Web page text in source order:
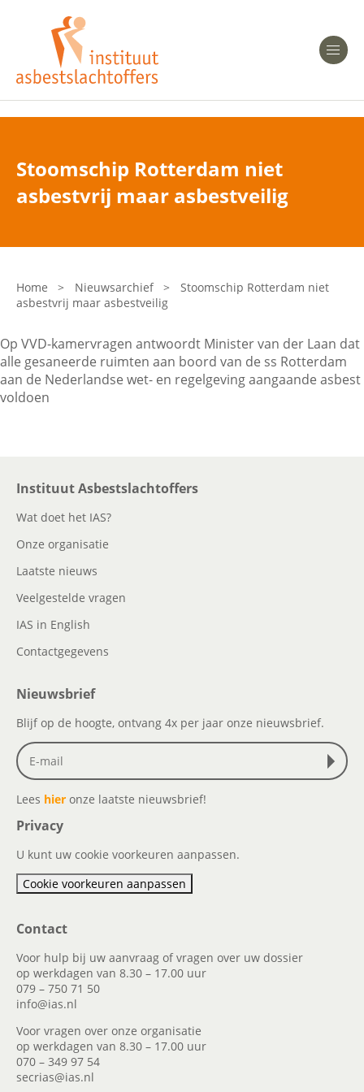
Heeft u Mesothelioom?
Heeft u Asbestose?
Bent u arts?
Asbest en Gezondheid
Laatste nieuws
Onze organisatie
Veelgestelde vragen
Stoomschip Rotterdam niet
asbestvrij maar asbestveilig
Home > Nieuwsarchief >
Stoomschip Rotterdam niet
asbestvrij maar asbestveilig
Op VVD-kamervragen antwoordt Minister van der Laan dat
alle gesaneerde ruimten aan boord van de ss Rotterdam
aan de Nederlandse wet- en regelgeving aangaande asbest
voldoen
Instituut Asbestslachtoffers
Wat doet het IAS?
Onze organisatie
Laatste nieuws
Veelgestelde vragen
IAS in English
Contactgegevens
Nieuwsbrief
Blijf op de hoogte, ontvang 4x per jaar onze nieuwsbrief.
Lees hier onze laatste nieuwsbrief!
Privacy
U kunt uw cookie voorkeuren aanpassen.
Cookie voorkeuren aanpassen
Contact
Voor hulp bij uw aanvraag of vragen over uw dossier
op werkdagen van 8.30 – 17.00 uur
079 – 750 71 50
info@ias.nl
Voor vragen over onze organisatie
op werkdagen van 8.30 – 17.00 uur
070 – 349 97 54
secrias@ias.nl